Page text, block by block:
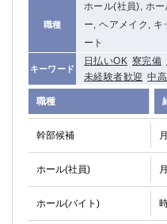
職種
ホール(社員), ホ
ー, ヘアメイク, キ
ート
キーワード
日払いOK 寮完備
未経験者歓迎 中
職種
幹部候補
ホール(社員)
ホール(バイト)
志木
草加
所沢
獨協大学前＜草加松原＞
春日部
蕨
千葉県
船橋
成田